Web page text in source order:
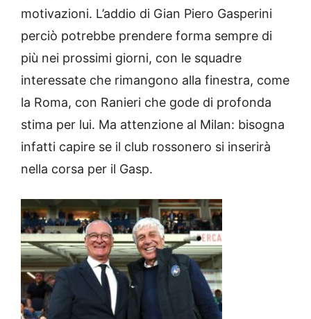
motivazioni. L’addio di Gian Piero Gasperini
perciò potrebbe prendere forma sempre di
più nei prossimi giorni, con le squadre
interessate che rimangono alla finestra, come
la Roma, con Ranieri che gode di profonda
stima per lui. Ma attenzione al Milan: bisogna
infatti capire se il club rossonero si inserirà
nella corsa per il Gasp.